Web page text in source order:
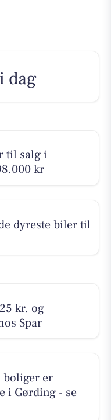
dag
til salg i
kr
dyreste biler til
kr. og
Spar
boliger er
i Gørding - se